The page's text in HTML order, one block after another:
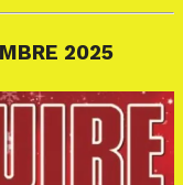
2025